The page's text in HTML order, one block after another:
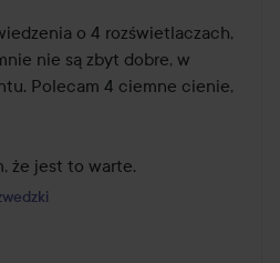
o 4 rozświetlaczach,
nie są zbyt dobre, w
Polecam 4 ciemne cienie,
że jest to warte.